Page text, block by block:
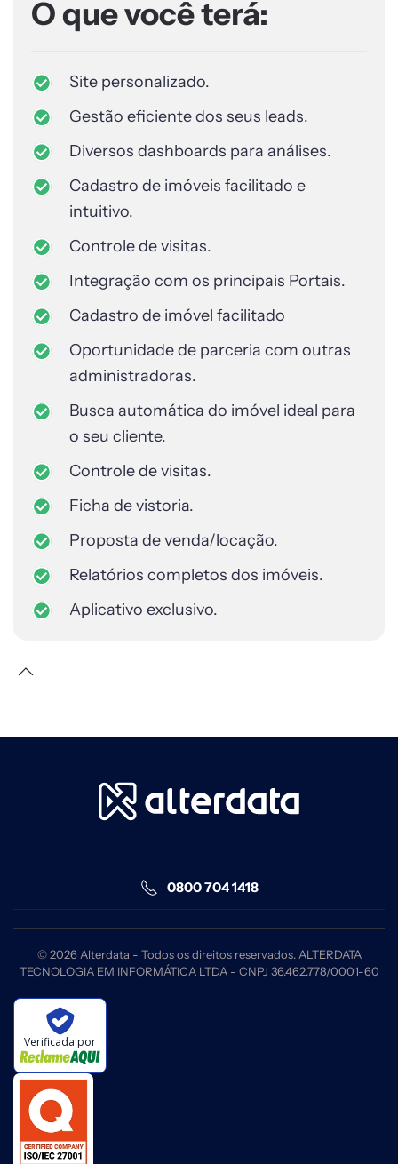
O que você terá:
Site personalizado.
Gestão eficiente dos seus leads.
Diversos dashboards para análises.
Cadastro de imóveis facilitado e
intuitivo.
Controle de visitas.
Integração com os principais Portais.
Cadastro de imóvel facilitado
Oportunidade de parceria com outras
administradoras.
Busca automática do imóvel ideal para
o seu cliente.
Controle de visitas.
Ficha de vistoria.
Proposta de venda/locação.
Relatórios completos dos imóveis.
Aplicativo exclusivo.
0800 704 1418
©2026Alterdata - Todos os direitos reservados. ALTERDATA
TECNOLOGIA EM INFORMÁTICA LTDA - CNPJ 36.462.778/0001-60
Verificada por